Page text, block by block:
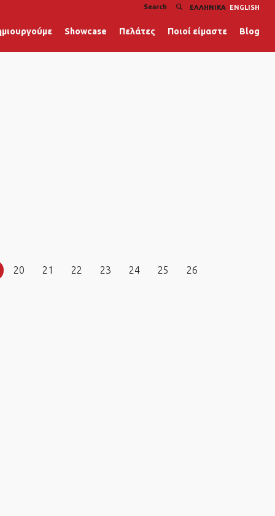
ΕΛΛΗΝΙΚΆ ENGLISH
Showcase Πελάτες Ποιοί είμαστε Blog
20 21 22 23 24 25 26